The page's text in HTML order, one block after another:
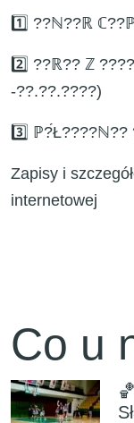
1️⃣ ??ℕ??ℝ
2️⃣ ??ℝ?? ℤ
-??.??.????)
3️⃣ ℙ?́Ł????ℕ??
Zapisy i
internetowej
Co u